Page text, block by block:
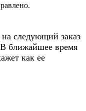
следующий заказ
ближайшее время
как ее